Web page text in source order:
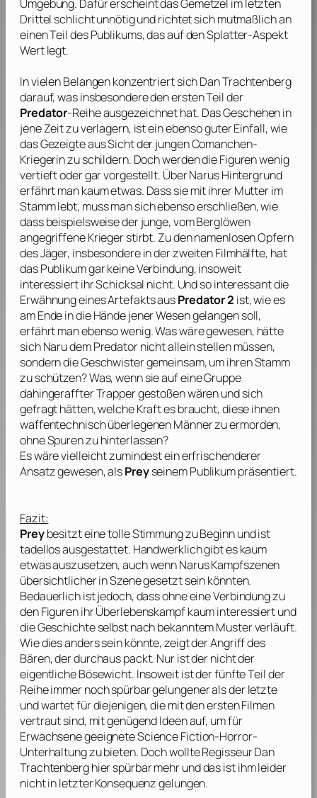
Umgebung. Dafür erscheint das Gemetzel im letzten
Drittel schlicht unnötig und richtet sich mutmaßlich an
einen Teil des Publikums, das auf den Splatter-Aspekt
Wert legt.
In vielen Belangen konzentriert sichDan Trachtenberg
darauf, was insbesondere den ersten Teil der
Predator-Reihe ausgezeichnet hat. Das Geschehen in
jene Zeit zu verlagern, ist ein ebenso guter Einfall, wie
das Gezeigte aus Sicht der jungen Comanchen-
Kriegerin zu schildern. Doch werden die Figuren wenig
vertieft oder gar vorgestellt. Über Narus Hintergrund
erfährt man kaum etwas. Dass sie mit ihrer Mutter im
Stamm lebt, muss man sich ebenso erschließen, wie
dass beispielsweise der junge, vom Berglöwen
angegriffene Krieger stirbt. Zu den namenlosen Opfern
des Jäger, insbesondere in der zweiten Filmhälfte, hat
das Publikum gar keine Verbindung, insoweit
interessiert ihr Schicksal nicht. Und so interessant die
Erwähnung eines Artefakts ausPredator 2 ist, wie es
am Ende in die Hände jener Wesen gelangen soll,
erfährt man ebenso wenig. Was wäre gewesen, hätte
sich Naru dem Predator nicht allein stellen müssen,
sondern die Geschwister gemeinsam, um ihren Stamm
zu schützen? Was, wenn sie auf eine Gruppe
dahingeraffter Trapper gestoßen wären und sich
gefragt hätten, welche Kraft es braucht, diese ihnen
waffentechnisch überlegenen Männer zu ermorden,
ohne Spuren zu hinterlassen?
Es wäre vielleicht zumindest ein erfrischenderer
Ansatz gewesen, alsPreyseinem Publikum präsentiert.
Fazit:
Preybesitzt eine tolle Stimmung zu Beginn und ist
tadellos ausgestattet. Handwerklich gibt es kaum
etwas auszusetzen, auch wenn Narus Kampfszenen
übersichtlicher in Szene gesetzt sein könnten.
Bedauerlich ist jedoch, dass ohne eine Verbindung zu
den Figuren ihr Überlebenskampf kaum interessiert und
die Geschichte selbst nach bekanntem Muster verläuft.
Wie dies anders sein könnte, zeigt der Angriff des
Bären, der durchaus packt. Nur ist der nicht der
eigentliche Bösewicht. Insoweit ist der fünfte Teil der
Reihe immer noch spürbar gelungener als der letzte
und wartet für diejenigen, die mit den ersten Filmen
vertraut sind, mit genügend Ideen auf, um für
Erwachsene geeignete Science Fiction-Horror-
Unterhaltung zu bieten. Doch wollte RegisseurDan
Trachtenberghier spürbar mehr und das ist ihm leider
nicht in letzter Konsequenz gelungen.